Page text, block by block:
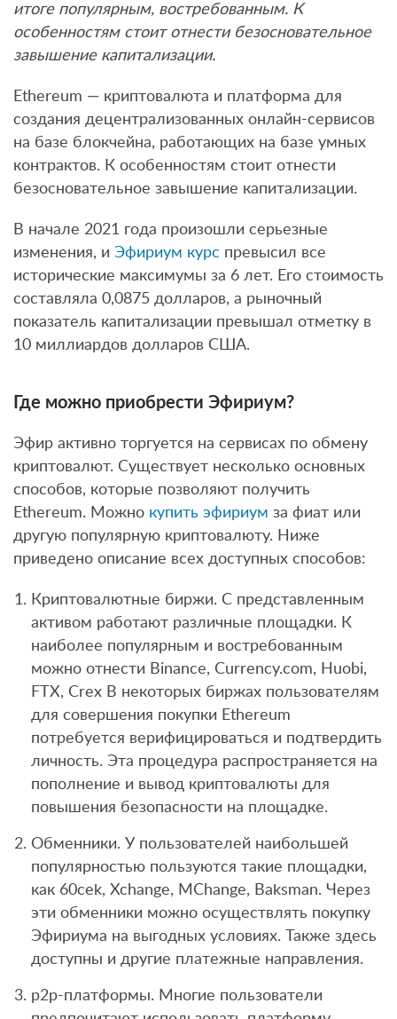
итоге популярным, востребованным. К
особенностям стоит отнести безосновательное
завышение капитализации.
Ethereum — криптовалюта и платформа для
создания децентрализованных онлайн-сервисов
на базе блокчейна, работающих на базе умных
контрактов. К особенностям стоит отнести
безосновательное завышение капитализации.
В начале 2021 года произошли серьезные
изменения, и Эфириум курс превысил все
исторические максимумы за 6 лет. Его стоимость
составляла 0,0875 долларов, а рыночный
показатель капитализации превышал отметку в
10 миллиардов долларов США.
Где можно приобрести Эфириум?
Эфир активно торгуется на сервисах по обмену
криптовалют. Существует несколько основных
способов, которые позволяют получить
Ethereum. Можно купить эфириум за фиат или
другую популярную криптовалюту. Ниже
приведено описание всех доступных способов:
Криптовалютные биржи. С представленным
активом работают различные площадки. К
наиболее популярным и востребованным
можно отнести Binance, Currency.com, Huobi,
FTX, Crex В некоторых биржах пользователям
для совершения покупки Ethereum
потребуется верифицироваться и подтвердить
личность. Эта процедура распространяется на
пополнение и вывод криптовалюты для
повышения безопасности на площадке.
Обменники. У пользователей наибольшей
популярностью пользуются такие площадки,
как 60cek, Xchange, MChange, Baksman. Через
эти обменники можно осуществлять покупку
Эфириума на выгодных условиях. Также здесь
доступны и другие платежные направления.
p2p-платформы. Многие пользователи